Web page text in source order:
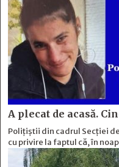
A plecat de acasă.
Polițiștii din cadrul Secției
cu privire la faptul că, în